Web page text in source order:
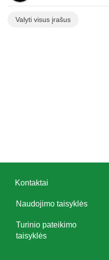
Valyti visus įrašus
Kontaktai
Naudojimo taisyklės
Turinio pateikimo
taisyklės